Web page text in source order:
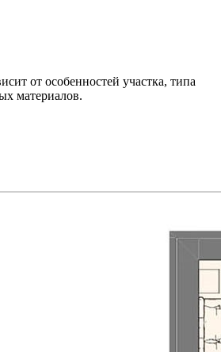
от особенностей участка, типа
материалов.